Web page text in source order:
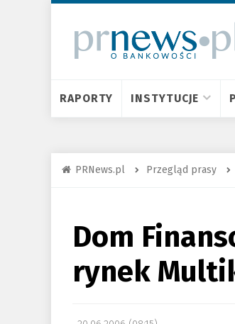
RAPORTY INSTYTUCJE
PRNews.pl Przegląd prasy
Dom
rynek